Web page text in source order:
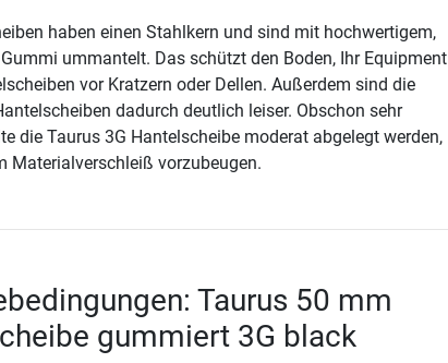
haben einen Stahlkern und sind mit hochwertigem,
ummantelt. Das schützt den Boden, Ihr Equipment
vor Kratzern oder Dellen. Außerdem sind die
dadurch deutlich leiser. Obschon sehr
die Taurus 3G Hantelscheibe moderat abgelegt werden,
Materialverschleiß vorzubeugen.
Taurus 50 mm
gummiert 3G black